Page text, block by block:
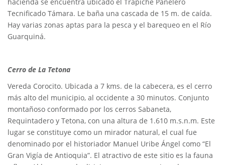
hacienda se encuentra ubicado el Trapiche Panelero
Tecnificado Támara. Le baña una cascada de 15 m. de caída.
Hay varias zonas aptas para la pesca y el barequeo en el Río
Guarquiná.
Cerro de La Tetona
Vereda Corocito. Ubicada a 7 kms. de la cabecera, es el cerro
más alto del municipio, al occidente a 30 minutos. Conjunto
montañoso conformado por los cerros Sabaneta,
Requintadero y Tetona, con una altura de 1.610 m.s.n.m. Este
lugar se constituye como un mirador natural, el cual fue
denominado por el historiador Manuel Uribe Ángel como “El
Gran Vigía de Antioquia”. El atractivo de este sitio es la fauna